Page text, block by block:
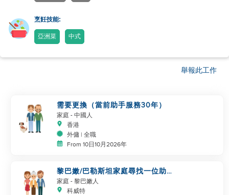
烹飪技能:
亞洲菜 中式
舉報此工作
需要更換（當前助手服務30年）
家庭 - 中國人
香港
外傭 | 全職
From 10日10月2026年
黎巴嫩/巴勒斯坦家庭尋找一位助
手成為家庭的一部分
家庭 - 黎巴嫩人
科威特